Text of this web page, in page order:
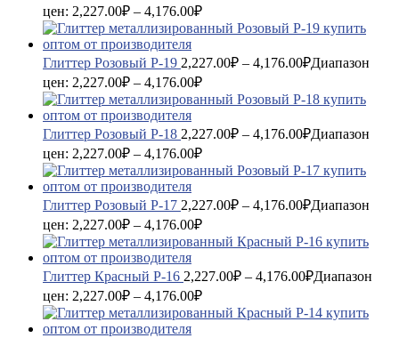
цен: 2,227.00₽ – 4,176.00₽
Глиттер Розовый P-19 2,227.00₽ – 4,176.00₽Диапазон
цен: 2,227.00₽ – 4,176.00₽
Глиттер Розовый P-18 2,227.00₽ – 4,176.00₽Диапазон
цен: 2,227.00₽ – 4,176.00₽
Глиттер Розовый P-17 2,227.00₽ – 4,176.00₽Диапазон
цен: 2,227.00₽ – 4,176.00₽
Глиттер Красный P-16 2,227.00₽ – 4,176.00₽Диапазон
цен: 2,227.00₽ – 4,176.00₽